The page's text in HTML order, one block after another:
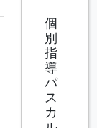
個
別
指
導
パ
ス
カ